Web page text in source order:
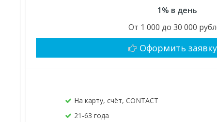
1% в день
От 1 000 до 30 000
Оформить заявку
На карту, счёт, CONTACT
21-63 года